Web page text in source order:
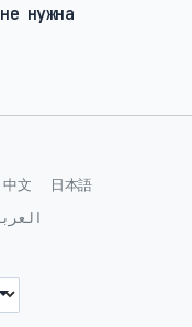
нужна
中文
日本語